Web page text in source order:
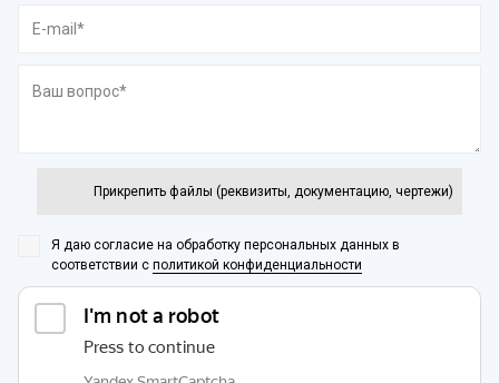
Прикрепить файлы (реквизиты, документацию, чертежи)
Я даю согласие на обработку персональных данных в
соответствии с политикой конфиденциальности